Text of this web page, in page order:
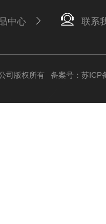
中心 联系
司版权所有 备案号：苏ICP